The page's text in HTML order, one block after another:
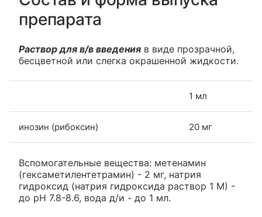
препарата
Раствор для в/в введения в виде прозрачной,
бесцветной или слегка окрашенной жидкости.
1 мл
инозин (рибоксин) 20 мг
Вспомогательные вещества: метенамин
(гексаметилентетрамин) - 2 мг, натрия
гидроксид (натрия гидроксида раствор 1 М) -
до pH 7.8-8.6, вода д/и - до 1 мл.